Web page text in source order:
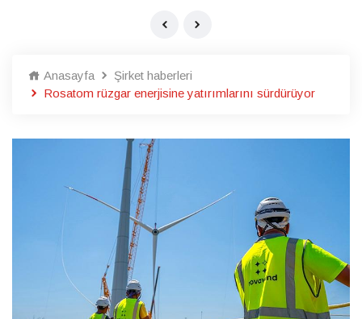
Anasayfa
Şirket haberleri
Rosatom rüzgar enerjisine yatırımlarını sürdürüyor